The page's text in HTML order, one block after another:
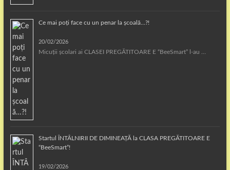
Ce mai poți face cu un penar la școală…?!
20/02/2026
Micuții școlari ai CLASEI PREGĂTITOARE E “BeeSmart” l-au …
Startul ÎNTÂLNIRII DE DIMINEAȚĂ la CLASA PREGĂTITOARE E
“BeeSmart”!
19/02/2026